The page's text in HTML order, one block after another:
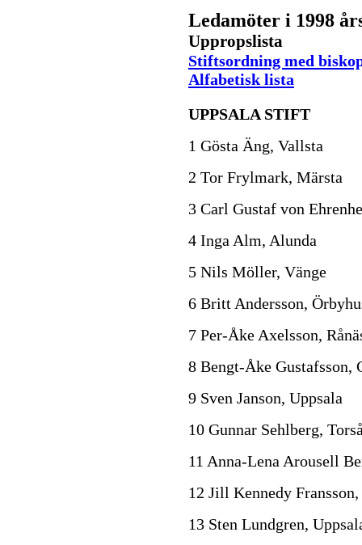
Ledamöter i 1998
Uppropslista
Stiftsordning med
Alfabetisk lista
UPPSALA STIFT
1 Gösta Äng, Vallsta
2 Tor Frylmark, Märsta
3 Carl Gustaf von
4 Inga Alm, Alunda
5 Nils Möller, Vänge
6 Britt Andersson,
7 Per-Åke Axelsson,
8 Bengt-Åke Gustafsson,
9 Sven Janson, Uppsala
10 Gunnar Sehlberg,
11 Anna-Lena Arousell
12 Jill Kennedy Fransson,
13 Sten Lundgren,